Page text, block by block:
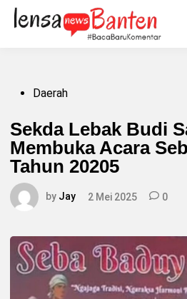
Skip
content
PostedDaerah
Sekda Lebak Budi
Membuka Acara
Tahun 20205
by Jay 2 Mei 2025 0